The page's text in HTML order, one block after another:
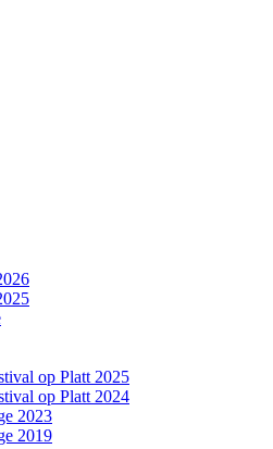
op Platt 2025
op Platt 2024
2023
2019